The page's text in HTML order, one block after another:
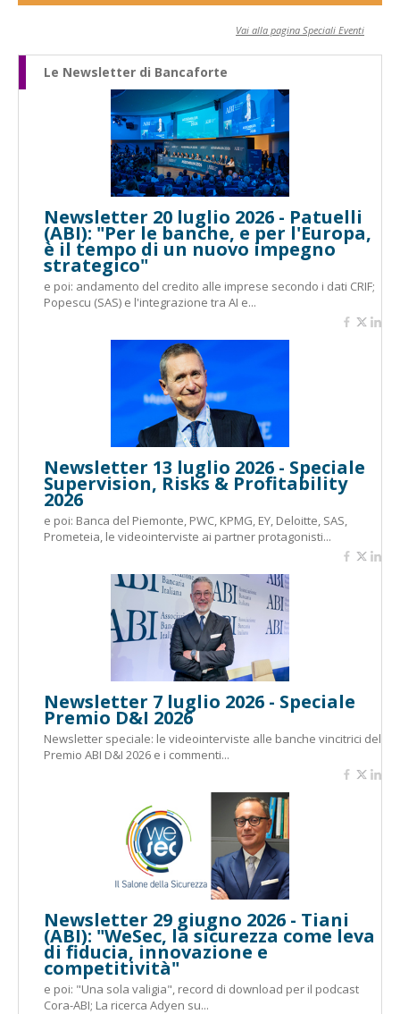
Vai alla pagina Speciali Eventi
Le Newsletter di Bancaforte
Newsletter 20 luglio 2026 - Patuelli
(ABI): "Per le banche, e per l'Europa,
è il tempo di un nuovo impegno
strategico"
e poi: andamento del credito alle imprese secondo i dati CRIF;
Popescu (SAS) e l'integrazione tra AI e...
Newsletter 13 luglio 2026 - Speciale
Supervision, Risks & Profitability
2026
e poi: Banca del Piemonte, PWC, KPMG, EY, Deloitte, SAS,
Prometeia, le videointerviste ai partner protagonisti...
Newsletter 7 luglio 2026 - Speciale
Premio D&I 2026
Newsletter speciale: le videointerviste alle banche vincitrici del
Premio ABI D&I 2026 e i commenti...
Newsletter 29 giugno 2026 - Tiani
(ABI): "WeSec, la sicurezza come leva
di fiducia, innovazione e
competitività"
e poi: "Una sola valigia", record di download per il podcast
Cora-ABI; La ricerca Adyen su...